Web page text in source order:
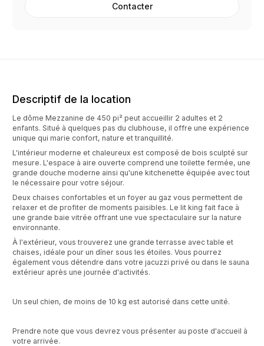
Contacter
Descriptif de la location
Le dôme Mezzanine de 450 pi² peut accueillir 2 adultes et 2
enfants. Situé à quelques pas du clubhouse, il offre une expérience
unique qui marie confort, nature et tranquillité.
L'intérieur moderne et chaleureux est composé de bois sculpté sur
mesure. L'espace à aire ouverte comprend une toilette fermée, une
grande douche moderne ainsi qu'une kitchenette équipée avec tout
le nécessaire pour votre séjour.
Deux chaises confortables et un foyer au gaz vous permettent de
relaxer et de profiter de moments paisibles. Le lit king fait face à
une grande baie vitrée offrant une vue spectaculaire sur la nature
environnante.
À l'extérieur, vous trouverez une grande terrasse avec table et
chaises, idéale pour un dîner sous les étoiles. Vous pourrez
également vous détendre dans votre jacuzzi privé ou dans le sauna
extérieur après une journée d'activités.
Un seul chien, de moins de 10 kg est autorisé dans cette unité.
Prendre note que vous devrez vous présenter au poste d'accueil à
votre arrivée.